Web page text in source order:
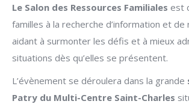
Le Salon des Ressources Familiales est
familles à la recherche d’information et
aidant à surmonter les défis et à mieux
situations dès qu’elles se présentent.
L’évènement se déroulera dans la grande
Patry du Multi-Centre Saint-Charles